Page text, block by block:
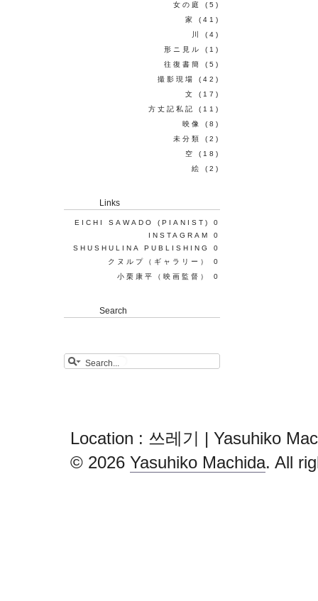
女の庭
(5)
家
(41)
川
(4)
形ニ見ル
(1)
往復書簡
(5)
撮影現場
(42)
文
(17)
方丈記私記
(11)
映像
(8)
未分類
(2)
空
(18)
絵
(2)
Links
EICHI SAWADO (PIANIST)
0
INSTAGRAM
0
SHUSHULINA PUBLISHING
0
クヌルプ（ギャラリー）
0
小栗康平（映画監督）
0
Search
Location : 쓰레기 | Yasuhiko
© 2026 Yasuhiko Machida. All